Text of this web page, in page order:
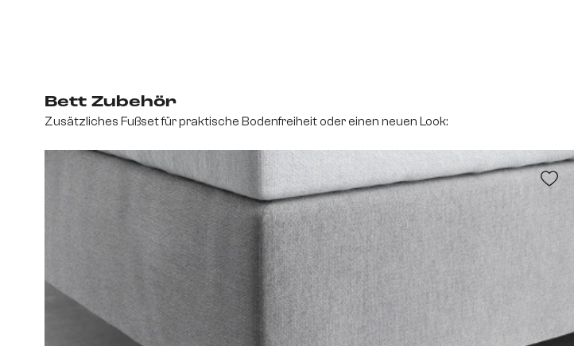
Bett Zubehör
Zusätzliches Fußset für praktische Bodenfreiheit oder einen neuen Look: